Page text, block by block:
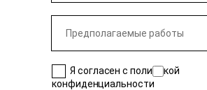
Я согласен с политикой
конфиденциальности